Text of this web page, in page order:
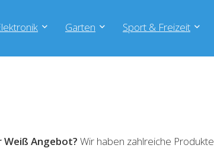
Garten Sport & Freizeit
Weiß Angebot? Wir haben zahlreiche Produkte